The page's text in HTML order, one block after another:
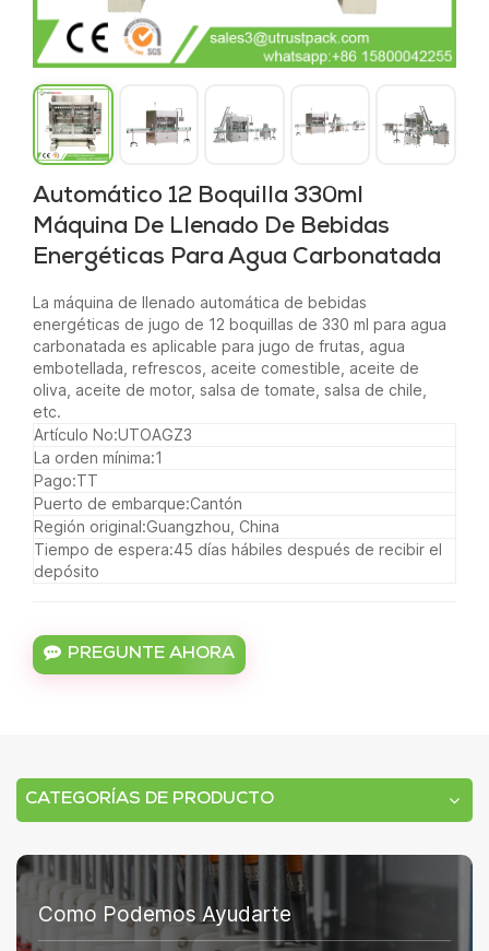
Automático 12 Boquilla 330ml
Máquina De Llenado De Bebidas
Energéticas Para Agua Carbonatada
La máquina de llenado automática de bebidas
energéticas de jugo de 12 boquillas de 330 ml para agua
carbonatada es aplicable para jugo de frutas, agua
embotellada, refrescos, aceite comestible, aceite de
oliva, aceite de motor, salsa de tomate, salsa de chile,
etc.
Artículo No:UTOAGZ3
La orden mínima:1
Pago:TT
Puerto de embarque:Cantón
Región original:Guangzhou, China
Tiempo de espera:45 días hábiles después de recibir el
depósito
PREGUNTE AHORA
CATEGORÍAS DE PRODUCTO
Como Podemos Ayudarte